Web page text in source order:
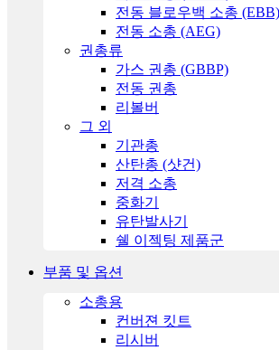
전동 블로우백 소총 (EBB)
전동 소총 (AEG)
권총류
가스 권총 (GBBP)
전동 권총
리볼버
그 외
기관총
산탄총 (샷건)
저격 소총
중화기
유탄발사기
쉘 이젝팅 제품군
부품 및 옵션
소총용
컨버젼 킷트
리시버